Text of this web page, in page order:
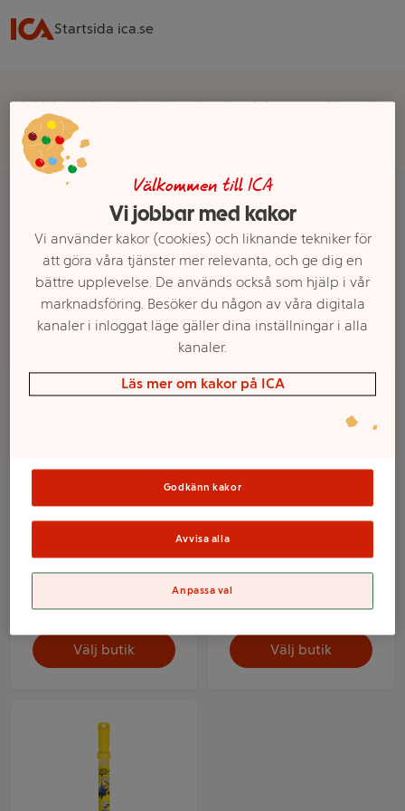
Startsida ica.se
Välj butik för rätt sortiment, pris och leveransalternativ
Startsida
Ett exempel på onlinesortiment visas.
Produkter från Minions
1-p
Mer info
Välj butik
Mer info
Välj butik
Välkommen till ICA
Vi jobbar med kakor
Vi använder kakor (cookies) och liknande tekniker för
att göra våra tjänster mer relevanta, och ge dig en
bättre upplevelse. De används också som hjälp i vår
marknadsföring. Besöker du någon av våra digitala
kanaler i inloggat läge gäller dina inställningar i alla
kanaler.
Läs mer om kakor på ICA
Godkänn kakor
Avvisa alla
Anpassa val